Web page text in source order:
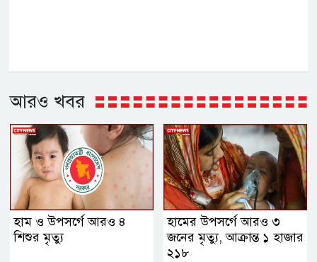
আরও খবর
হাম ও উপসর্গে আরও ৪
শিশুর মৃত্যু
হামের উপসর্গে আরও ৩
জনের মৃত্যু, আক্রান্ত ১ হাজার
২১৮